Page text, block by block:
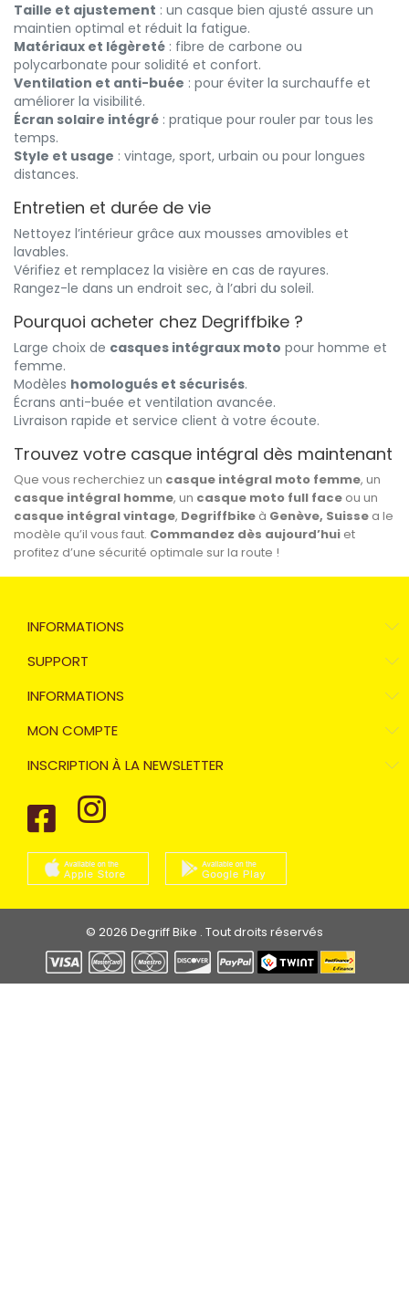
Taille et ajustement : un casque bien ajusté assure un
maintien optimal et réduit la fatigue.
Matériaux et légèreté : fibre de carbone ou
polycarbonate pour solidité et confort.
Ventilation et anti-buée : pour éviter la surchauffe et
améliorer la visibilité.
Écran solaire intégré : pratique pour rouler par tous les
temps.
Style et usage : vintage, sport, urbain ou pour longues
distances.
Entretien et durée de vie
Nettoyez l’intérieur grâce aux mousses amovibles et
lavables.
Vérifiez et remplacez la visière en cas de rayures.
Rangez-le dans un endroit sec, à l’abri du soleil.
Pourquoi acheter chez Degriffbike ?
Large choix de casques intégraux moto pour homme et
femme.
Modèles homologués et sécurisés.
Écrans anti-buée et ventilation avancée.
Livraison rapide et service client à votre écoute.
Trouvez votre casque intégral dès maintenant
Que vous recherchiez un casque intégral moto femme, un
casque intégral homme, un casque moto full face ou un
casque intégral vintage, Degriffbike à Genève, Suisse a le
modèle qu’il vous faut. Commandez dès aujourd’hui et
profitez d’une sécurité optimale sur la route !
INFORMATIONS
SUPPORT
INFORMATIONS
MON COMPTE
INSCRIPTION À LA NEWSLETTER
© 2026 Degriff Bike . Tout droits réservés